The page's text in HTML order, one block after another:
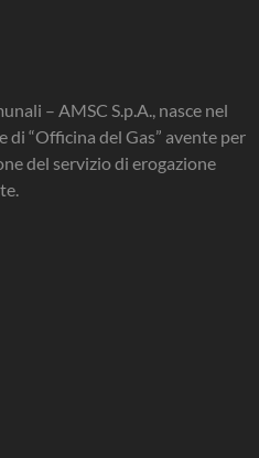
– AMSC S.p.A., nasce nel
di “Officina del Gas” avente per
del servizio di erogazione